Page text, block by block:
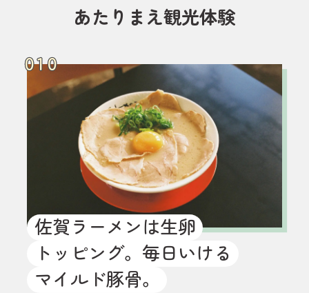
あたりまえ観光体験
010
010
佐賀ラーメンは生卵
トッピング。毎日いける
マイルド豚骨。